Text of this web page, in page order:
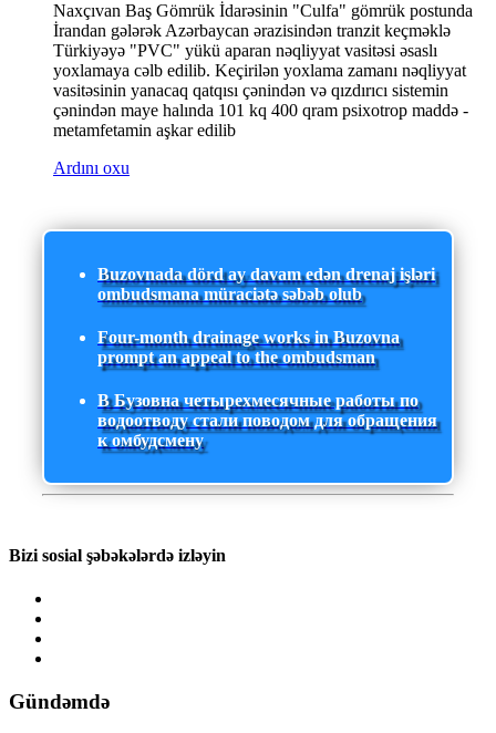
Naxçıvan Baş Gömrük İdarəsinin "Culfa" gömrük postunda
İrandan gələrək Azərbaycan ərazisindən tranzit keçməklə
Türkiyəyə "PVC" yükü aparan nəqliyyat vasitəsi əsaslı
yoxlamaya cəlb edilib. Keçirilən yoxlama zamanı nəqliyyat
vasitəsinin yanacaq qatqısı çənindən və qızdırıcı sistemin
çənindən maye halında 101 kq 400 qram psixotrop maddə -
metamfetamin aşkar edilib
Ardını oxu
Buzovnada dörd ay davam edən drenaj işləri
ombudsmana müraciətə səbəb olub
Four-month drainage works in Buzovna
prompt an appeal to the ombudsman
В Бузовна четырехмесячные работы по
водоотводу стали поводом для обращения
к омбудсмену
Bizi sosial şəbəkələrdə izləyin
Gündəmdə